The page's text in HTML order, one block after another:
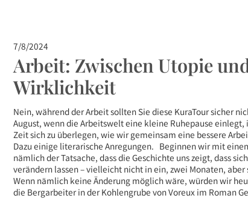
7/8/2024
Arbeit: Zwischen Utopie
Wirklichkeit
Nein, während der Arbeit sollten Sie diese KuraTour sicher
August, wenn die Arbeitswelt eine kleine Ruhepause
Zeit sich zu überlegen, wie wir gemeinsam eine bessere
Dazu einige literarische Anregungen. Beginnen wir mit
nämlich der Tatsache, dass die Geschichte uns zeigt, dass
verändern lassen – vielleicht nicht in ein, zwei Monaten,
Wenn nämlich keine Änderung möglich wäre, würden wir
die Bergarbeiter in der Kohlengrube von Voreux im Roman